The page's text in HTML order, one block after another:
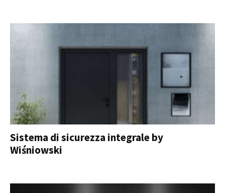
Sistema di sicurezza integrale by
Wiśniowski